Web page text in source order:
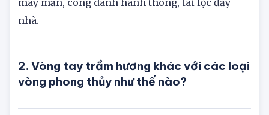
không may mắn, sát khí để gặp được những điều
may mắn, công danh hanh thông, tài lộc đầy
2. Vòng tay trầm hương khác với các loại
vòng phong thủy như thế nào?